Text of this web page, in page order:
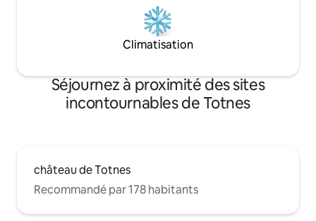
Climatisation
Séjournez à proximité des sites
incontournables de Totnes
château de Totnes
Recommandé par 178 habitants